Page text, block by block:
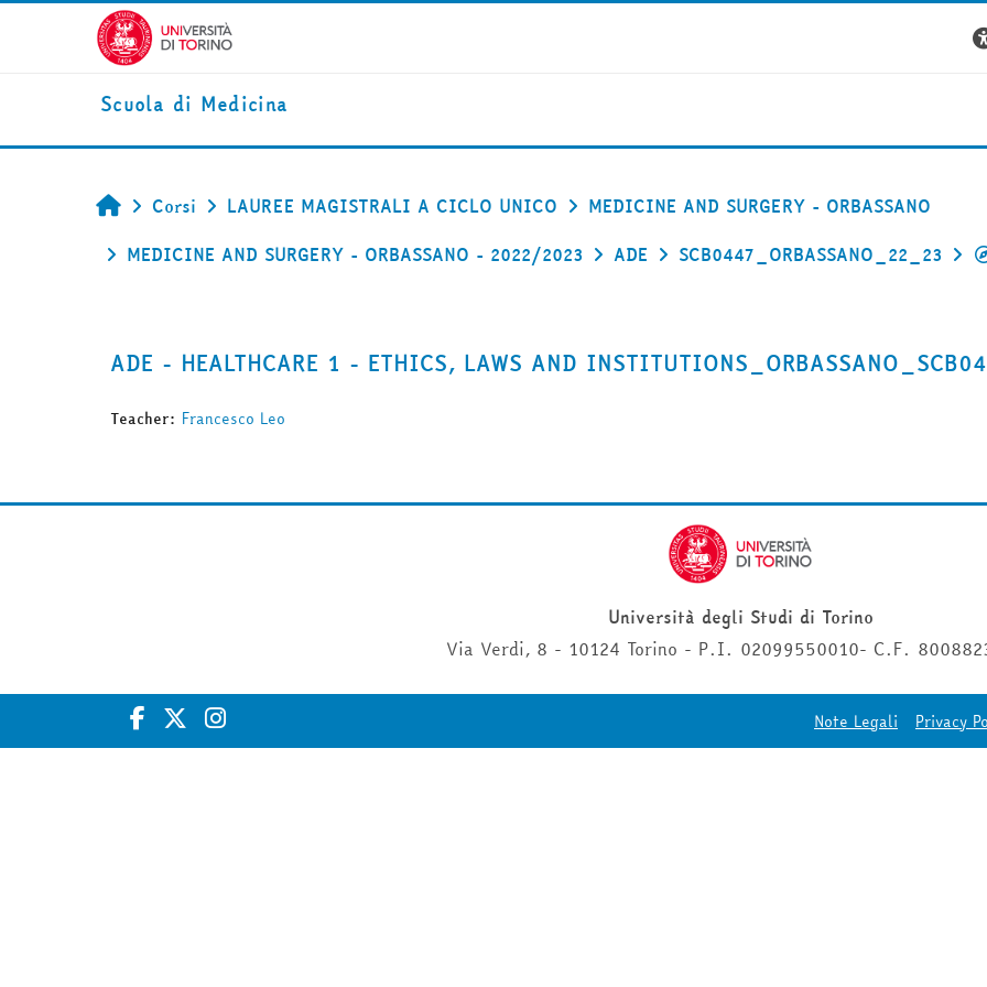
Vai al contenuto principale
Scuola di Medicina
Home
Corsi LAUREE MAGISTRALI A CICLO UNICO
MEDICINE AND SURGERY - ORBASSANO
MEDICINE AND SURGERY - ORBASSANO - 2022/2023
ADE SCB0447_ORBASSANO_22_23
ADE - HEALTHCARE 1 - ETHICS, LAWS AND
Teacher: Francesco Leo
Università degli Studi di Torino
Via Verdi, 8 - 10124 Torino - P.I. 02099550010- C.F.
Note Legali Privacy